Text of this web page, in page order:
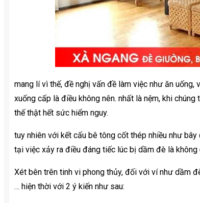
mang lí vì thế, đề nghị vấn đề làm việc như ăn
xuống cấp là điều không nên. nhất là nệm, khi
thế thật hết sức hiểm nguy.
tuy nhiên với kết cấu bê tông cốt thép nhiều như
tại việc xảy ra điều đáng tiếc lúc bị dầm đè là không
Xét bên trên tinh vi phong thủy, đối với ví như dầm
… hiện thời với 2 ý kiến như sau: